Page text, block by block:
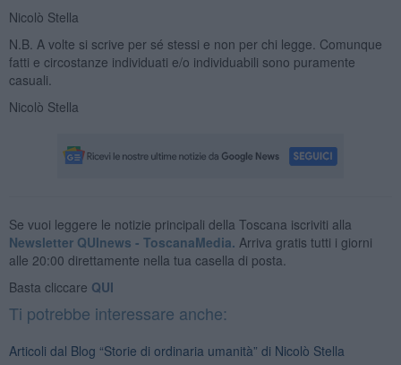
Nicolò Stella
N.B. A volte si scrive per sé stessi e non per chi legge. Comunque
fatti e circostanze individuati e/o individuabili sono puramente
casuali.
Nicolò Stella
Se vuoi leggere le notizie principali della Toscana iscriviti alla
Newsletter QUInews - ToscanaMedia. Arriva gratis tutti i giorni
alle 20:00 direttamente nella tua casella di posta.
Basta cliccare QUI
Ti potrebbe interessare anche:
Articoli dal Blog “Storie di ordinaria umanità” di Nicolò Stella